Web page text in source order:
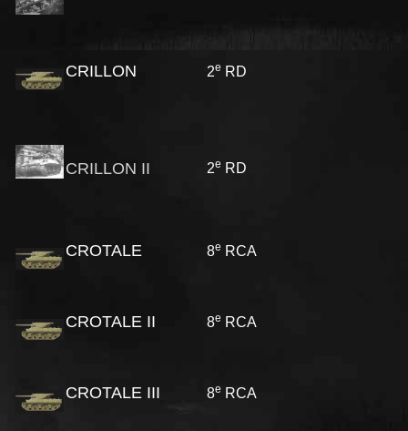
CRILLON 2e RD
CRILLON II 2e RD
CROTALE 8e RCA
CROTALE II 8e RCA
CROTALE III 8e RCA